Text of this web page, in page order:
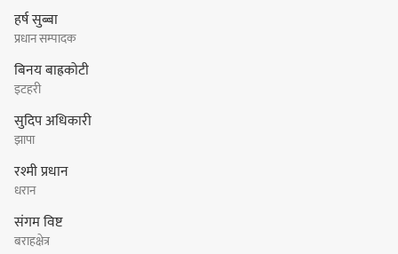
हर्ष सुब्बा
प्रधान सम्पादक
बिनय बाह्रकोटी
इटहरी
सुदिप अधिकारी
झापा
रश्मी प्रधान
धरान
संगम विष्ट
बराहक्षेत्र